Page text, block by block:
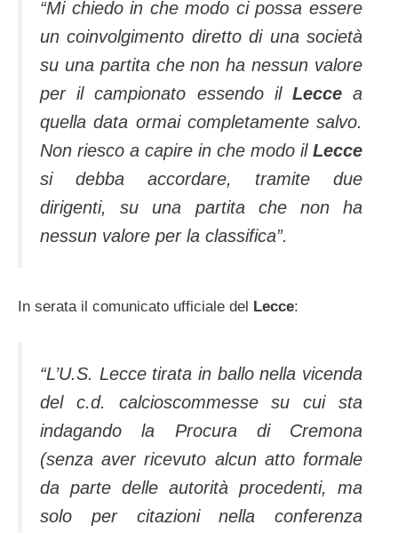
“Mi chiedo in che modo ci possa essere
un coinvolgimento diretto di una società
su una partita che non ha nessun valore
per il campionato essendo il Leccea
quella data ormai completamente salvo.
Non riesco a capire in che modo il Lecce
si debba accordare, tramite due
dirigenti, su una partita che non ha
nessun valore per la classifica”.
In serata il comunicato ufficiale del Lecce:
“L’U.S. Lecce tirata in ballo nella vicenda
del c.d. calcioscommesse su cui sta
indagando la Procura di Cremona
(senza aver ricevuto alcun atto formale
da parte delle autorità procedenti, ma
solo per citazioni nella conferenza